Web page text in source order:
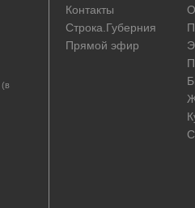
(в
Контакты
Строка.Губерния
Прямой эфир